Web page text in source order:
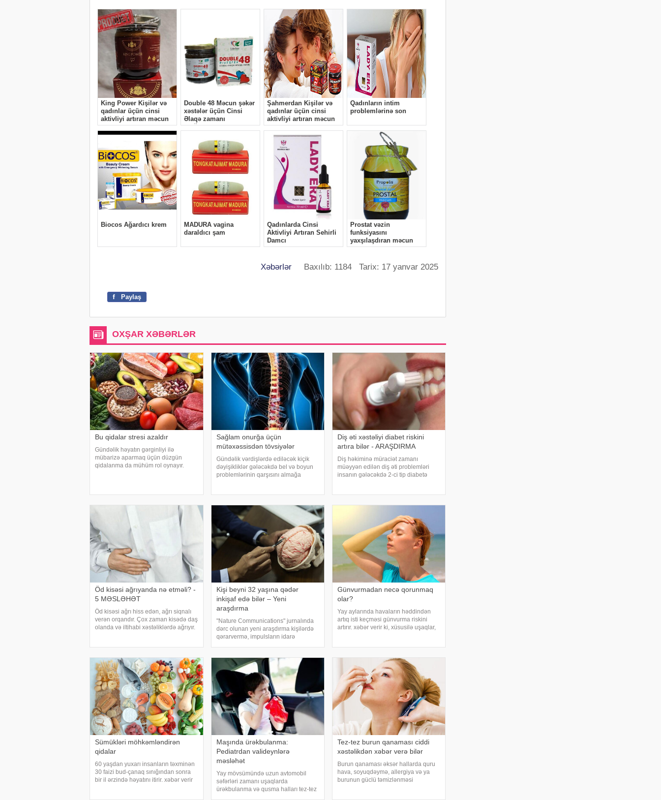
Xəbərlər Baxılıb: 1184 Tarix: 17 yanvar 2025
f Paylaş
OXŞAR XƏBƏRLƏR
Bu qidalar stresi azaldır
Gündəlik həyatın gərginliyi ilə
mübarizə aparmaq üçün düzgün
qidalanma da mühüm rol oynayır.
azaltmağa kömək edə bilər
Sağlam onurğa üçün
mütəxəssisdən tövsiyələr
Gündəlik vərdişlərdə ediləcək kiçik
dəyişikliklər gələcəkdə bel və boyun
problemlərinin qarşısını almağa
onurğanın sağlam qalmasınd
Diş əti xəstəliyi diabet riskini
artıra bilər - ARAŞDIRMA
Diş həkiminə müraciət zamanı
müəyyən edilən diş əti problemləri
insanın gələcəkdə 2-ci tip diabetə
Öd kisəsi ağrıyanda nə etməli? -
5 MƏSLƏHƏT
Öd kisəsi ağrı hiss edən, ağrı siqnalı
verən orqandır. Çox zaman kisədə daş
olanda və iltihabi xəstəliklərdə ağrıyır.
Kişi beyni 32 yaşına qədər
inkişaf edə bilər – Yeni
araşdırma
"Nature Communications" jurnalında
dərc olunan yeni araşdırma kişilərdə
qərarvermə, impulsların idarə
orta hesabla 32 yaşına qədər inkişa
Günvurmadan necə qorunmaq
olar?
Yay aylarında havaların həddindən
artıq isti keçməsi günvurma riskini
artırır. xəbər verir ki, xüsusilə uşaqlar,
qorunma
Sümükləri möhkəmləndirən
qidalar
60 yaşdan yuxarı insanların təxminən
30 faizi bud-çanaq sınığından sonra
bir il ərzində həyatını itirir. xəbər verir
Maşında ürəkbulanma:
Pediatrdan valideynlərə
məsləhət
Yay mövsümündə uzun avtomobil
səfərləri zamanı uşaqlarda
ürəkbulanma və qusma halları tez-tez
Tez-tez burun qanaması ciddi
xəstəlikdən xəbər verə bilər
Burun qanaması əksər hallarda quru
hava, soyuqdəymə, allergiya və ya
burunun güclü təmizlənməsi